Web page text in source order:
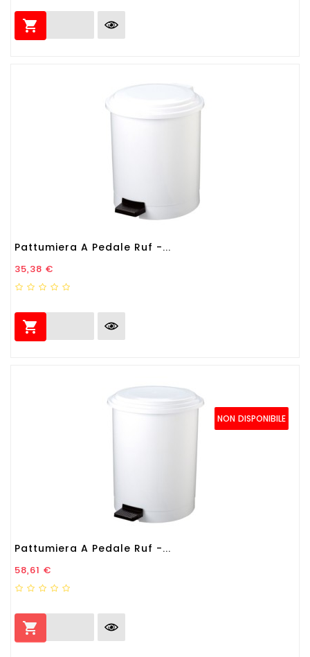

Pattumiera A Pedale Ruf -...
Prezzo
35,38 €

NON DISPONIBILE
Pattumiera A Pedale Ruf -...
Prezzo
58,61 €
